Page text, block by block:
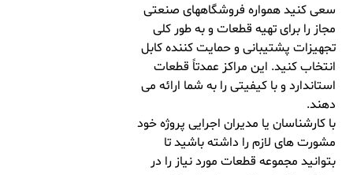
سعی کنید همواره فروشگاههای صنعتی
مجاز را برای تهیه قطعات و به طور کلی
تجهیزات پشتیبانی و حمایت کننده کابل
انتخاب کنید. این مراکز عمدتاً قطعات
استاندارد و با کیفیتی را به شما ارائه می
دهند.
با کارشناسان یا مدیران اجرایی پروژه خود
مشورت های لازم را داشته باشید تا
بتوانید مجموعه قطعات مورد نیاز را در